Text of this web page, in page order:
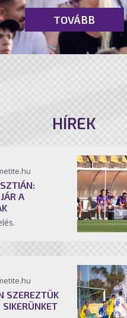
TOVÁBB
HÍREK
A
SZEREZTÜK
SIKERÜNKET